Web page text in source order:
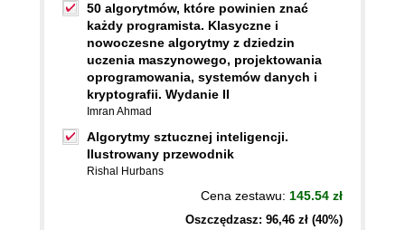
50 algorytmów, które powinien znać
każdy programista. Klasyczne i
nowoczesne algorytmy z dziedzin
uczenia maszynowego, projektowania
oprogramowania, systemów danych i
kryptografii. Wydanie II
Imran Ahmad
Algorytmy sztucznej inteligencji.
Ilustrowany przewodnik
Rishal Hurbans
Cena zestawu: 145.54 zł
Oszczędzasz: 96,46 zł (40%)